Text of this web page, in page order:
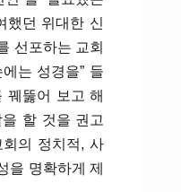
했던 위대한 신
선포하는 교회
는 성경을” 들
꿰뚫어 보고 해
할 것을 권고
의 정치적, 사
을 명확하게 제